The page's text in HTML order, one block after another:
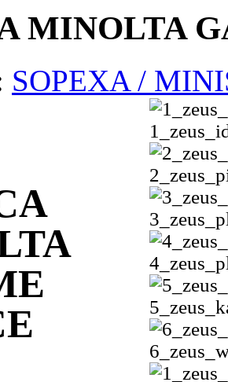
MINOLTA
SOPEXA /